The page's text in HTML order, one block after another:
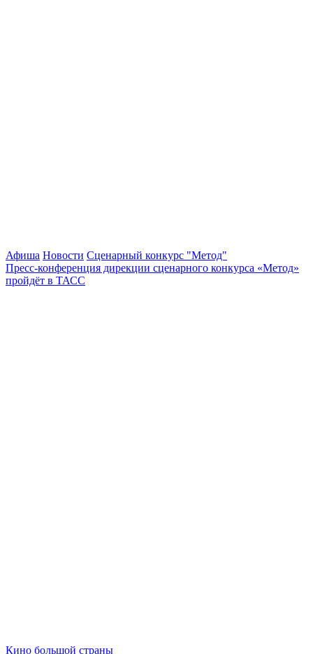
Афиша Новости Сценарный конкурс "Метод"
Пресс-конференция дирекции сценарного конкурса «Метод»
пройдёт в ТАСС
Кино большой страны